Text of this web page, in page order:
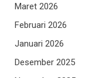
Maret 2026
Februari 2026
Januari 2026
Desember 2025